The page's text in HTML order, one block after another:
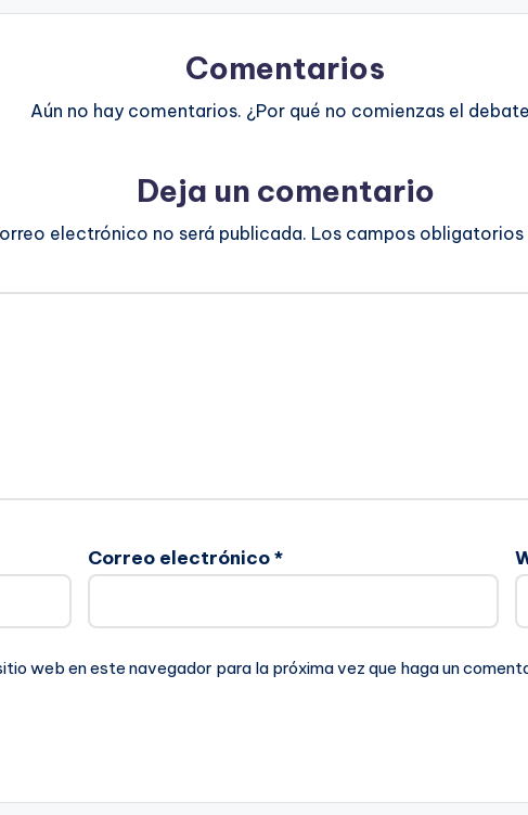
Comentarios
Aún no hay comentarios. ¿Por qué no comienzas el
Deja un comentario
electrónico no será publicada. Los campos
Correo electrónico*
web en este navegador para la próxima vez que haga un